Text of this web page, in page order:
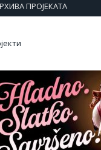
ПРОЈЕКАТА